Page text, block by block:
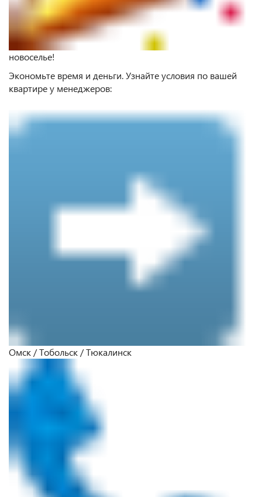
новоселье!
Экономьте время и деньги. Узнайте условия по вашей
квартире у менеджеров:
Омск / Тобольск / Тюкалинск